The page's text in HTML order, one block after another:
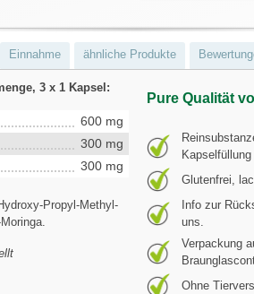
Einnahme ähnliche Produkte
3 x 1 Kapsel:
600 mg
300 mg
300 mg
Propyl-Methyl-
Pure Qualität
Kapselfüllung
Glutenfrei,
Info zur
uns.
Verpackung
Ohne